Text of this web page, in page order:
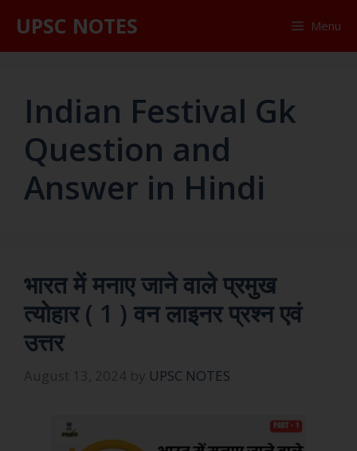
UPSC NOTES Menu
Indian Festival Gk
Question and
Answer in Hindi
भारत में मनाए जाने वाले प्रमुख
त्योहार ( 1 ) वन लाइनर प्रश्न एवं
उत्तर
August 13, 2024 by UPSC NOTES